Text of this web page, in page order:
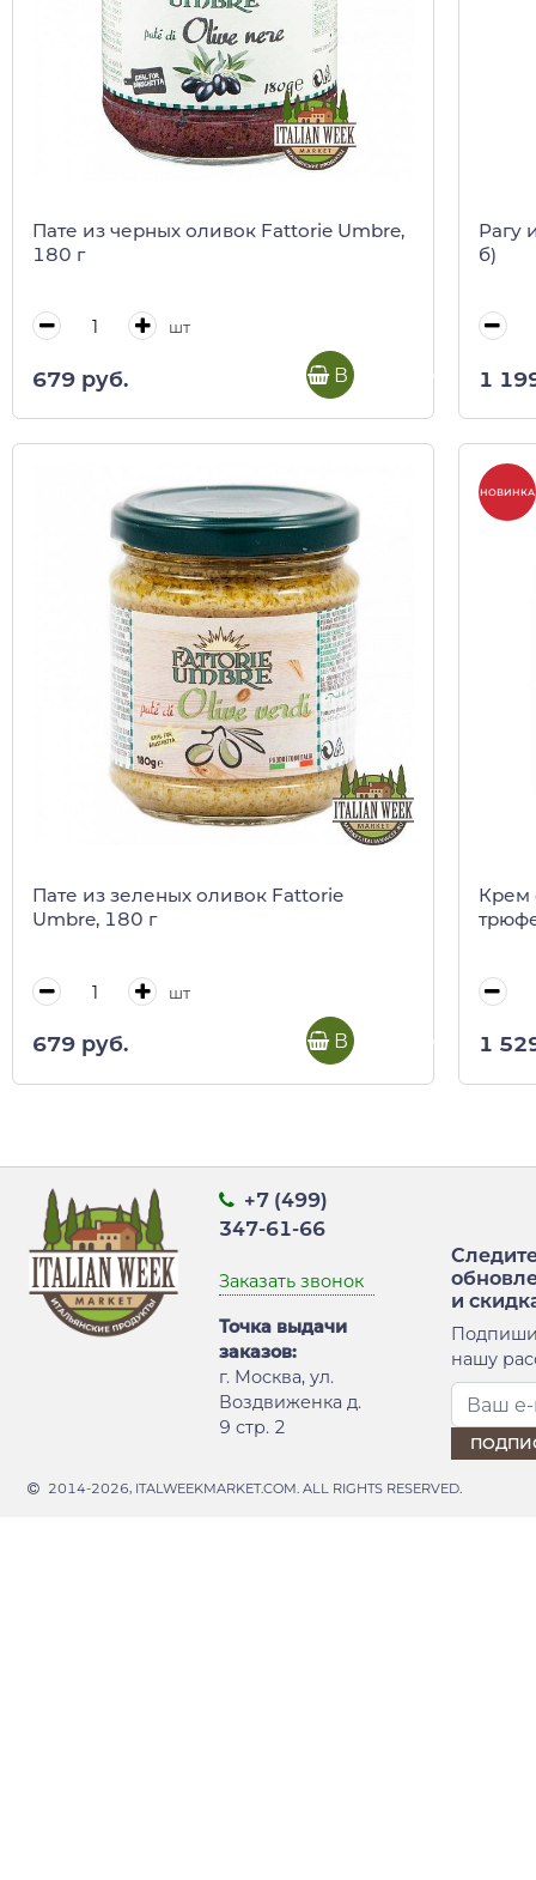
Пате из черных оливок Fattorie Umbre,
180 г
шт
679 руб. В корзину
Рагу
б)
1
Пате из зеленых оливок Fattorie
Umbre, 180 г
шт
679 руб. В корзину
НОВИНКА
Крем
1
+7 (499)
347-61-66
Заказать звонок
Точка выдачи
заказов:
г. Москва, ул.
Воздвиженка д.
9 стр. 2
и
нашу
2014-2026, ITALWEEKMARKET.COM. ALL RIGHTS RESERVED.